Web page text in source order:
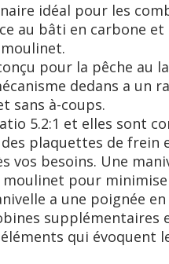
idéal pour les
au bâti en carbone
pour la pêche au
dedans a
sans à-coups.
5.2:1 et elles sont
plaquettes de
vos besoins. Une
pour
a une poignée
supplémentaires
qui